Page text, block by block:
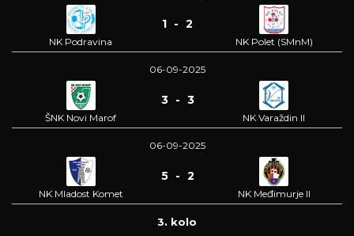
NK Podravina
1 - 2
NK Polet (SMnM)
06-09-2025
ŠNK Novi Marof
3 - 3
NK Varaždin II
06-09-2025
NK Mladost Komet
5 - 2
NK Međimurje II
3. kolo